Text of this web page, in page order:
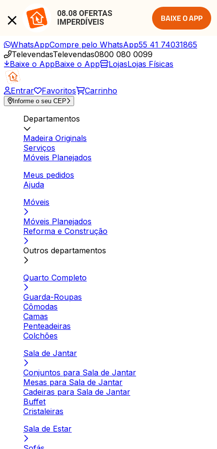
08.08 OFERTAS
IMPERDÍVEIS
BAIXE O APP
WhatsAppCompre pelo WhatsApp55 41 74031865
TelevendasTelevendas0800 080 0099
Baixe o AppBaixe o App LojasLojas Físicas
Entrar Favoritos Carrinho
Informe o seu CEP
Departamentos
Madeira Originals
Serviços
Móveis Planejados
Meus pedidos
Ajuda
Móveis
Móveis Planejados
Reforma e Construção
Outros departamentos
Quarto Completo
Guarda-Roupas
Cômodas
Camas
Penteadeiras
Colchões
Sala de Jantar
Conjuntos para Sala de Jantar
Mesas para Sala de Jantar
Cadeiras para Sala de Jantar
Buffet
Cristaleiras
Sala de Estar